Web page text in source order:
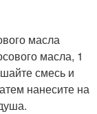
масла
масла, 1
смесь и
нанесите на